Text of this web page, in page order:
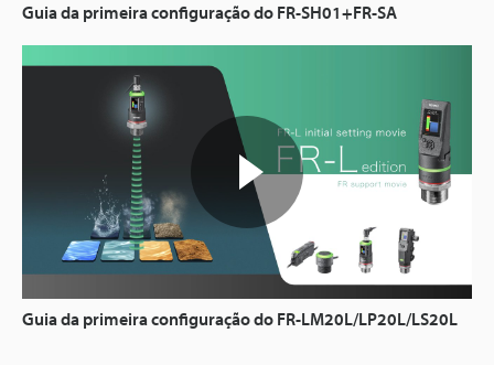
Guia da primeira configuração do FR-SH01+FR-SA
Guia da primeira configuração do FR-LM20L/LP20L/LS20L